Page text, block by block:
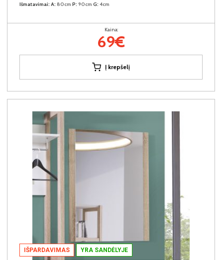
Išmatavimai: A: 80cm P: 90cm G: 4cm
Kaina:
69€
Į krepšelį
IŠPARDAVIMAS YRA SANDĖLYJE